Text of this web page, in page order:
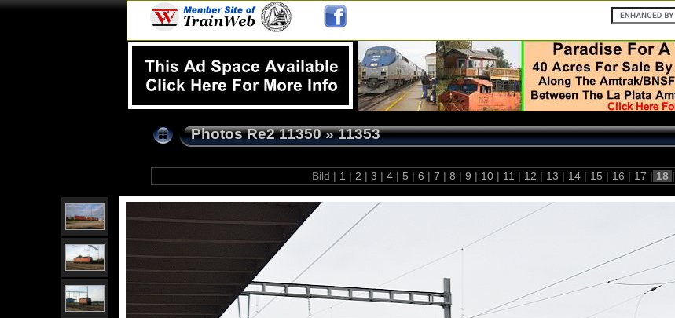
Photos Re2 11350»11353
Bild | 1 | 2 | 3 | 4 | 5 | 6 | 7 | 8 | 9 | 10 | 11 | 12 | 13 | 14 | 15 | 16 | 17 | 18 |